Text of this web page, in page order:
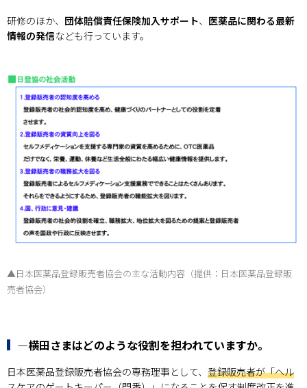
研修のほか、 団体賠償責任保険加入サポート、 医薬品に関わる最新
情報の発信なども行っています。
▲日本医薬品登録販売者協会の主な活動内容（提供：日本医薬品登録販
売者協会）
―横田さまはどのような役割を担われていますか。
日本医薬品登録販売者協会の専務理事として、 登録販売者が「ヘル